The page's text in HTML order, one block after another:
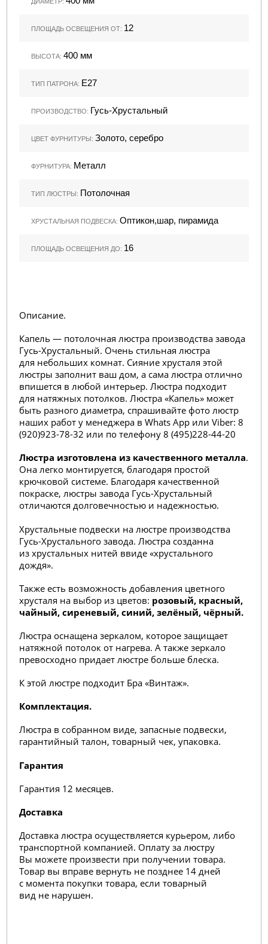
ПЛОЩАДЬ ОСВЕЩЕНИЯ ОТ: 12
ВЫСОТА:400 мм
ТИП ПАТРОНА: Е27
ПРОИЗВОДСТВО: Гусь-Хрустальный
ЦВЕТ ФУРНИТУРЫ:Золото, серебро
ФУРНИТУРА: Металл
ТИП ЛЮСТРЫ: Потолочная
ХРУСТАЛЬНАЯ ПОДВЕСКА:Оптикон,шар, пирамида
ПЛОЩАДЬ ОСВЕЩЕНИЯ ДО: 16
Описание.
Капель — потолочная люстра производства завода
Гусь-Хрустальный. Очень стильная люстра
для небольших комнат. Сияние хрусталя этой
люстры заполнит ваш дом, а сама люстра отлично
впишется в любой интерьер. Люстра подходит
для натяжных потолков. Люстра «Капель» может
быть разного диаметра, спрашивайте фото люстр
наших работ у менеджера в Whats App или Viber: 8
(920)923-78-32 или по телефону 8 (495)228-44-20
Люстра изготовлена из качественного металла.
Она легко монтируется, благодаря простой
крючковой системе. Благодаря качественной
покраске, люстры завода Гусь-Хрустальный
отличаются долговечностью и надежностью.
Хрустальные подвески на люстре производства
Гусь-Хрустального завода. Люстра созданна
из хрустальных нитей ввиде «хрустального
дождя».
Также есть возможность добавления цветного
хрусталя на выбор из цветов: розовый, красный,
чайный, сиреневый, синий, зелёный, чёрный.
Люстра оснащена зеркалом, которое защищает
натяжной потолок от нагрева. А также зеркало
превосходно придает люстре больше блеска.
К этой люстре подходит Бра «Винтаж».
Комплектация.
Люстра в собранном виде, запасные подвески,
гарантийный талон, товарный чек, упаковка.
Гарантия
Гарантия 12 месяцев.
Доставка
Доставка люстра осуществляется курьером, либо
транспортной компанией. Оплату за люстру
Вы можете произвести при получении товара.
Товар вы вправе вернуть не позднее 14 дней
с момента покупки товара, если товарный
вид не нарушен.